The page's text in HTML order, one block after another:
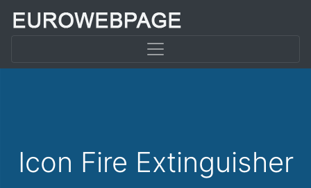
Icon Fire Extinguisher